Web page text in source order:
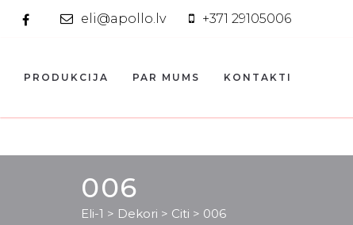
eli@apollo.lv +371 29105006
PRODUKCIJA PAR MUMS KONTAKTI
006
Eli-1 > Dekori > Citi > 006